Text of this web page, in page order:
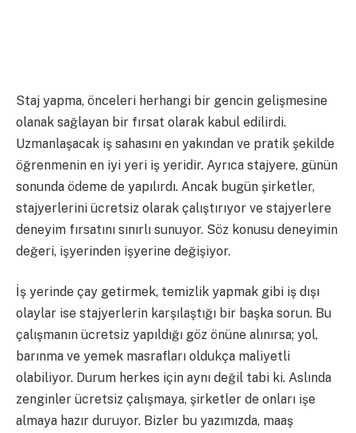
Staj yapma, önceleri herhangi bir gencin gelişmesine
olanak sağlayan bir fırsat olarak kabul edilirdi.
Uzmanlaşacak iş sahasını en yakından ve pratik şekilde
öğrenmenin en iyi yeri iş yeridir. Ayrıca stajyere, günün
sonunda ödeme de yapılırdı. Ancak bugün şirketler,
stajyerlerini ücretsiz olarak çalıştırıyor ve stajyerlere
deneyim fırsatını sınırlı sunuyor. Söz konusu deneyimin
değeri, işyerinden işyerine değişiyor.
İş yerinde çay getirmek, temizlik yapmak gibi iş dışı
olaylar ise stajyerlerin karşılaştığı bir başka sorun. Bu
çalışmanın ücretsiz yapıldığı göz önüne alınırsa; yol,
barınma ve yemek masrafları oldukça maliyetli
olabiliyor. Durum herkes için aynı değil tabi ki. Aslında
zenginler ücretsiz çalışmaya, şirketler de onları işe
almaya hazır duruyor. Bizler bu yazımızda, maaş